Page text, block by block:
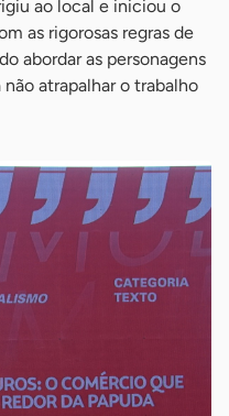
ao local e iniciou o
as rigorosas regras de
abordar as personagens
atrapalhar o trabalho